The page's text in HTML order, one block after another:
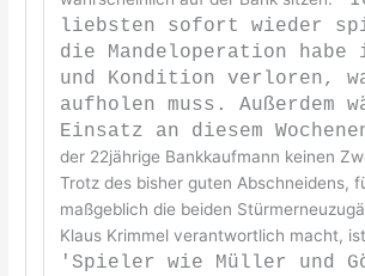
liebsten sofort wieder
die Mandeloperation
und Kondition verloren,
aufholen muss. Außerdem
Einsatz an diesem
der 22jährige Bankkaufmann keinen
Trotz des bisher guten Abschneidens,
maßgeblich die beiden
Klaus Krimmel verantwortlich macht,
'Spieler wie Müller und